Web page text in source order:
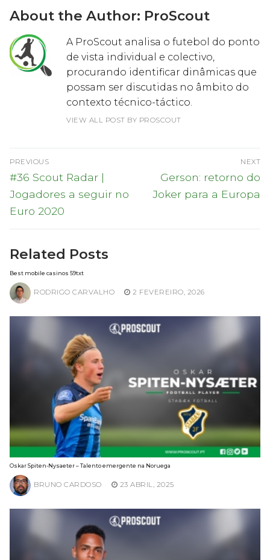
About the Author: ProScout
A ProScout analisa o futebol do ponto
de vista individual e colectivo,
procurando identificar dinâmicas que
possam ser discutidas no âmbito do
contexto técnico-táctico.
VIEW ALL POST BY PROSCOUT
Navegação
de
artigos
PREVIOUS
Previous
post:
#36 Scout Radar |
Jogadores a seguir no
Euro 2020
NEXT
Next
post:
Gerson: retorno do
Joker para a Europa
Related Posts
Best mobile casinos 59txt
RODRIGO CARVALHO 2 FEVEREIRO, 2026
Oskar Spiten-Nysaeter – Talento emergente na Noruega
BRUNO CARDOSO 23 ABRIL, 2025